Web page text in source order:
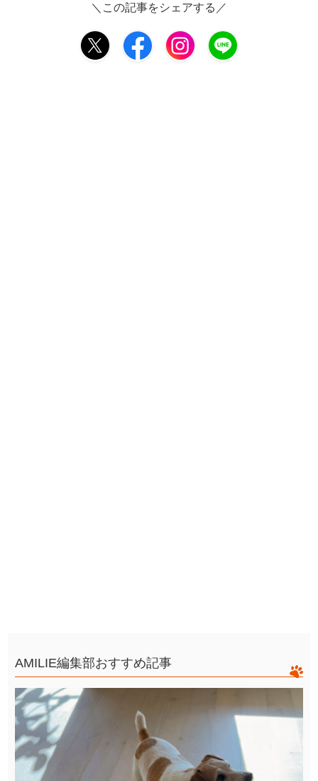
＼この記事をシェアする／
AMILIE編集部おすすめ記事